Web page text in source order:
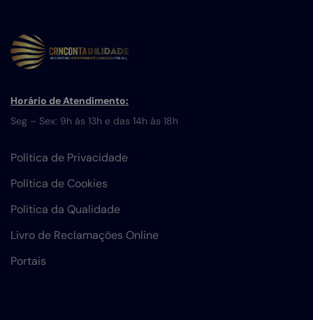
Horário de Atendimento:
Seg – Sex: 9h às 13h e das 14h às 18h
Política de Privacidade
Política de Cookies
Política da Qualidade
Livro de Reclamações Online
Portais